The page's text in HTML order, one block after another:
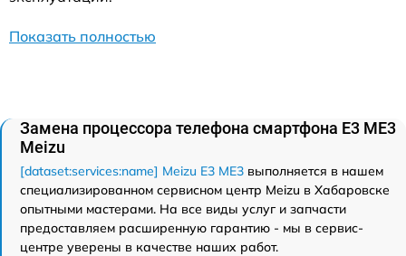
Показать полностью
Замена процессора телефона смартфона E3 ME3
Meizu
[dataset:services:name] Meizu E3 ME3 выполняется в нашем
специализированном сервисном центр Meizu в Хабаровске
опытными мастерами. На все виды услуг и запчасти
предоставляем расширенную гарантию - мы в сервис-
центре уверены в качестве наших работ.